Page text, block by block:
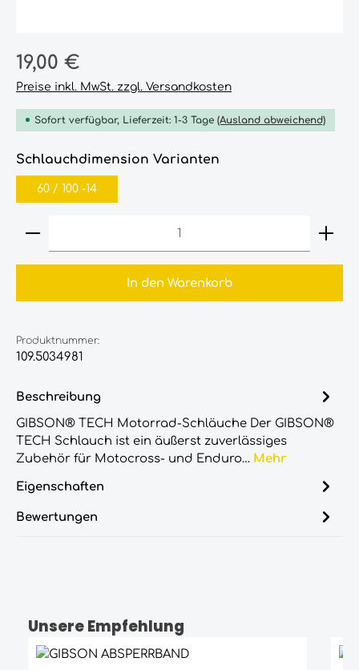
Regulärer Preis:
19,00 €
Preise inkl. MwSt. zzgl. Versandkosten
Sofort verfügbar, Lieferzeit: 1-3 Tage (Ausland abweichend)
Schlauchdimension Varianten
60‎ /‎ 100‎ -14‎
Produkt Anzahl: Gib den gewünschten Wert
In den Warenkorb
Produktnummer:
109.5034981
Beschreibung
GIBSON® TECH Motorrad-Schläuche Der GIBSON®
TECH Schlauch ist ein äußerst zuverlässiges
Zubehör für Motocross- und Enduro… Mehr
Eigenschaften
Bewertungen
Produktgalerie überspringen
Unsere Empfehlung